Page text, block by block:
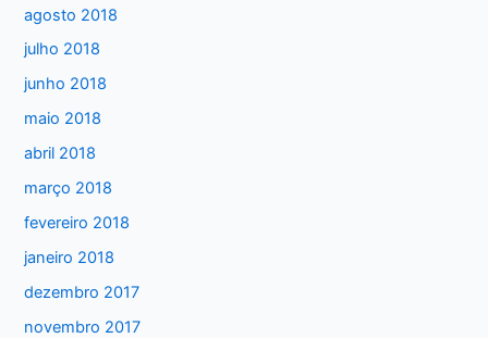
agosto 2018
julho 2018
junho 2018
maio 2018
abril 2018
março 2018
fevereiro 2018
janeiro 2018
dezembro 2017
novembro 2017